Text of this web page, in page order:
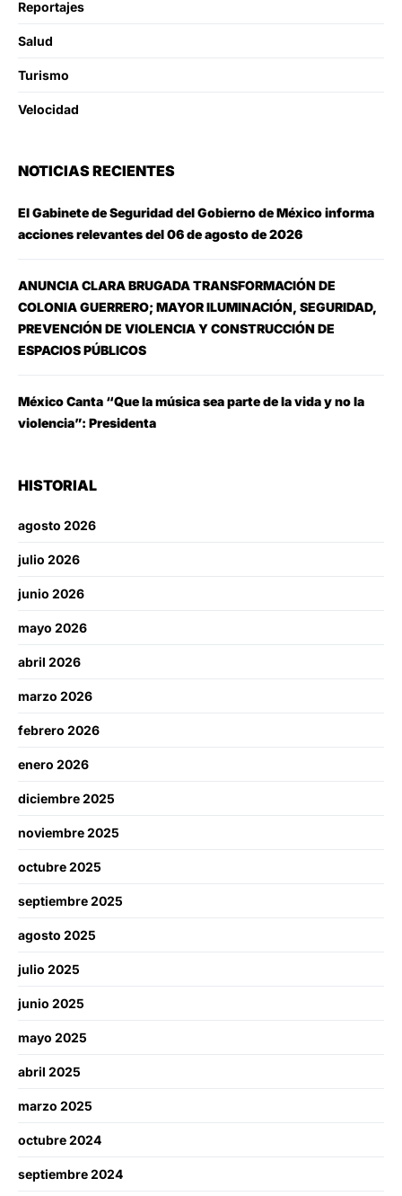
Reportajes
Salud
Turismo
Velocidad
NOTICIAS RECIENTES
El Gabinete de Seguridad del Gobierno de México informa
acciones relevantes del 06 de agosto de 2026
ANUNCIA CLARA BRUGADA TRANSFORMACIÓN DE
COLONIA GUERRERO; MAYOR ILUMINACIÓN, SEGURIDAD,
PREVENCIÓN DE VIOLENCIA Y CONSTRUCCIÓN DE
ESPACIOS PÚBLICOS
México Canta “Que la música sea parte de la vida y no la
violencia”: Presidenta
HISTORIAL
agosto 2026
julio 2026
junio 2026
mayo 2026
abril 2026
marzo 2026
febrero 2026
enero 2026
diciembre 2025
noviembre 2025
octubre 2025
septiembre 2025
agosto 2025
julio 2025
junio 2025
mayo 2025
abril 2025
marzo 2025
octubre 2024
septiembre 2024